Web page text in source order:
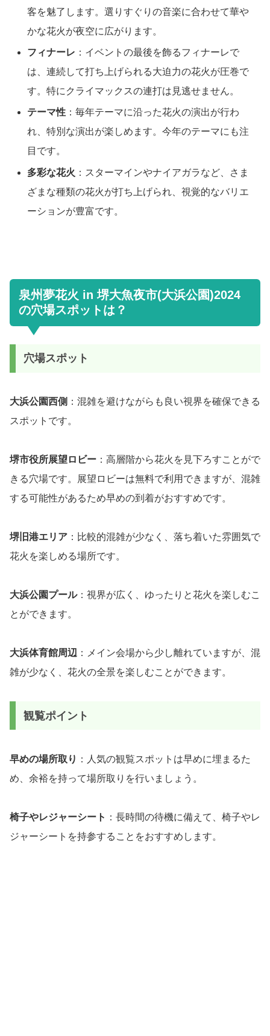
客を魅了します。選りすぐりの音楽に合わせて華や
かな花火が夜空に広がります。
フィナーレ ：イベントの最後を飾るフィナーレで
は、連続して打ち上げられる大迫力の花火が圧巻で
す。特にクライマックスの連打は見逃せません。
テーマ性 ：毎年テーマに沿った花火の演出が行わ
れ、特別な演出が楽しめます。今年のテーマにも注
目です。
多彩な花火 ：スターマインやナイアガラなど、さま
ざまな種類の花火が打ち上げられ、視覚的なバリエ
ーションが豊富です。
泉州夢花火 in 堺大魚夜市(大浜公園)2024
の穴場スポットは？
穴場スポット
大浜公園西側 ：混雑を避けながらも良い視界を確保できる
スポットです。
堺市役所展望ロビー ：高層階から花火を見下ろすことがで
きる穴場です。展望ロビーは無料で利用できますが、混雑
する可能性があるため早めの到着がおすすめです。
堺旧港エリア ：比較的混雑が少なく、落ち着いた雰囲気で
花火を楽しめる場所です。
大浜公園プール：視界が広く、ゆったりと花火を楽しむこ
とができます。
大浜体育館周辺 ：メイン会場から少し離れていますが、混
雑が少なく、花火の全景を楽しむことができます。
観覧ポイント
早めの場所取り ：人気の観覧スポットは早めに埋まるた
め、余裕を持って場所取りを行いましょう。
椅子やレジャーシート ：長時間の待機に備えて、椅子やレ
ジャーシートを持参することをおすすめします。